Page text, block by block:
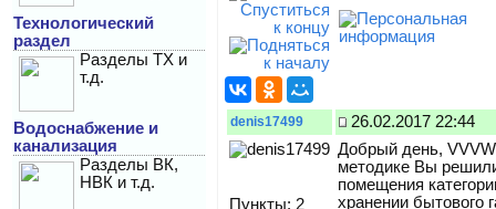
Технологический
раздел
Разделы ТХ и
т.д.
Водоснабжение и
канализация
Разделы ВК,
НВК и т.д.
denis17499 26.02.2017 22:44
Пункты: 2
Добрый день,
методике Вы
помещения
хранении бытового